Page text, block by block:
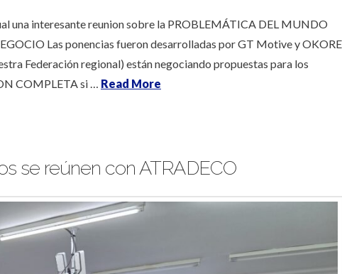
una interesante reunion sobre la PROBLEMÁTICA DEL MUNDO
Las ponencias fueron desarrolladas por GT Motive y OKORE
Federación regional) están negociando propuestas para los
COMPLETA si … Read More
se reúnen con ATRADECO